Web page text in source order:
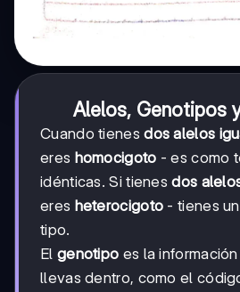
Alelos, Genotipos
Cuando tienesdos alelos
eres homocigoto - es como
idénticas. Si tienesdos
eres heterocigoto - tienes
tipo.
El genotipo es la
llevas dentro, como el